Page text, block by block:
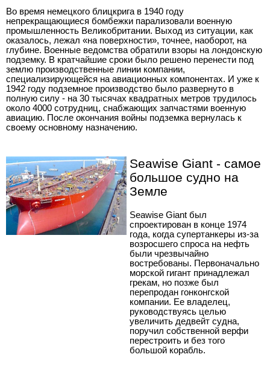
Во время немецкого блицкрига в 1940 году
непрекращающиеся бомбежки парализовали военную
промышленность Великобритании. Выход из ситуации, как
оказалось, лежал «на поверхности», точнее, наоборот, на
глубине. Военные ведомства обратили взоры на лондонскую
подземку. В кратчайшие сроки было решено перенести под
землю производственные линии компании,
специализирующейся на авиационных компонентах. И уже к
1942 году подземное производство было развернуто в
полную силу - на 30 тысячах квадратных метров трудилось
около 4000 сотрудниц, снабжающих запчастями военную
авиацию. После окончания войны подземка вернулась к
своему основному назначению.
Seawise Giant - самое
большое судно на
Земле
Seawise Giant был
спроектирован в конце 1974
года, когда супертанкеры из-за
возросшего спроса на нефть
были чрезвычайно
востребованы. Первоначально
морской гигант принадлежал
грекам, но позже был
перепродан гонконгской
компании. Ее владелец,
руководствуясь целью
увеличить дедвейт судна,
поручил собственной верфи
перестроить и без того
большой корабль.